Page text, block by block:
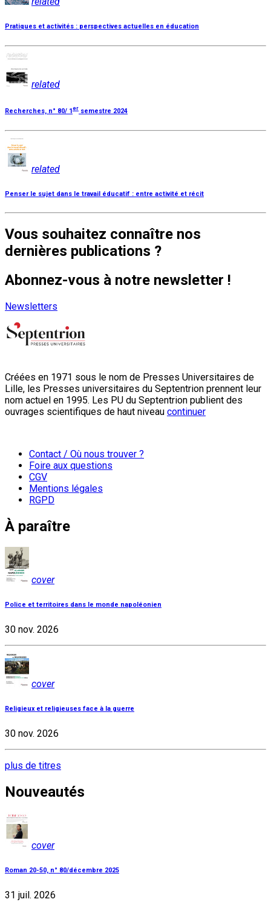
Pratiques et activités : perspectives actuelles en éducation
related
Recherches, n° 80/ 1er semestre 2024
related
Penser le sujet dans le travail éducatif : entre activité et récit
Vous souhaitez connaître nos
dernières publications ?
Abonnez-vous à notre newsletter !
Newsletters
Créées en 1971 sous le nom de Presses Universitaires de
Lille, les Presses universitaires du Septentrion prennent leur
nom actuel en 1995. Les PU du Septentrion publient des
ouvrages scientifiques de haut niveau continuer
Contact / Où nous trouver ?
Foire aux questions
CGV
Mentions légales
RGPD
À paraître
cover
Police et territoires dans le monde napoléonien
30 nov. 2026
cover
Religieux et religieuses face à la guerre
30 nov. 2026
plus de titres
Nouveautés
cover
Roman 20-50, n° 80/décembre 2025
31 juil. 2026